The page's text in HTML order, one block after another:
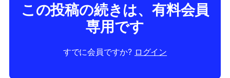
この投稿の続きは、有料会員
専用です
すでに会員ですか? ログイン